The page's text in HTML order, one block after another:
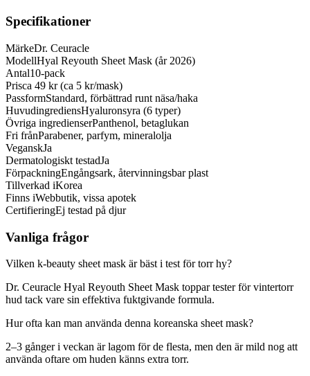
Specifikationer
MärkeDr. Ceuracle
ModellHyal Reyouth Sheet Mask (år 2026)
Antal10-pack
Prisca 49 kr (ca 5 kr/mask)
PassformStandard, förbättrad runt näsa/haka
HuvudingrediensHyaluronsyra (6 typer)
Övriga ingredienserPanthenol, betaglukan
Fri frånParabener, parfym, mineralolja
VeganskJa
Dermatologiskt testadJa
FörpackningEngångsark, återvinningsbar plast
Tillverkad iKorea
Finns iWebbutik, vissa apotek
CertifieringEj testad på djur
Vanliga frågor
Vilken k-beauty sheet mask är bäst i test för torr hy?
Dr. Ceuracle Hyal Reyouth Sheet Mask toppar tester för vintertorr
hud tack vare sin effektiva fuktgivande formula.
Hur ofta kan man använda denna koreanska sheet mask?
2–3 gånger i veckan är lagom för de flesta, men den är mild nog att
använda oftare om huden känns extra torr.